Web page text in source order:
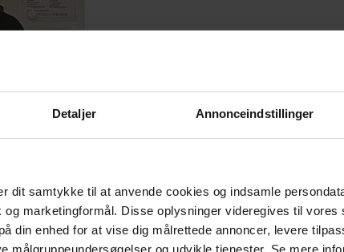
Detaljer Annonceindstillinger
dit samtykke til at anvende cookies og indsamle
marketingformål. Disse oplysninger videregives til vores
din enhed for at vise dig målrettede annoncer, levere